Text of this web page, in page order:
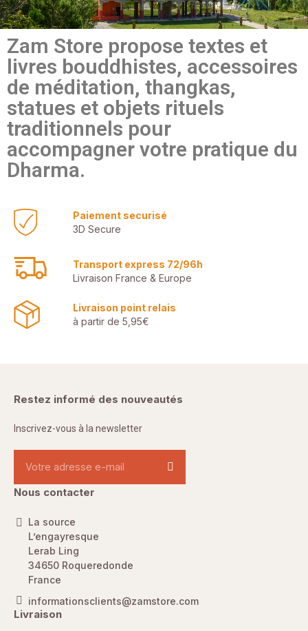
Zam Store propose textes et
livres bouddhistes, accessoires
de méditation, thangkas,
statues et objets rituels
traditionnels pour
accompagner votre pratique du
Dharma.
Paiement securisé
3D Secure
Transport express 72/96h
Livraison France & Europe
Livraison point relais
à partir de 5,95€
Restez informé des nouveautés
Inscrivez-vous à la newsletter
Nous contacter
La source
L’engayresque
Lerab Ling
34650 Roqueredonde
France
informationsclients@zamstore.com
Livraison